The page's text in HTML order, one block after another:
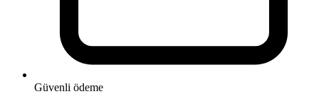
Güvenli ödeme